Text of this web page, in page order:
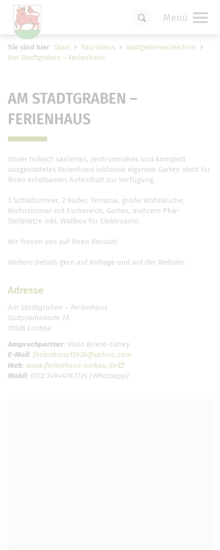
Menü
Sie sind hier Start Tourismus
Gastgeberverzeichnis
Am Stadtgraben – Ferienhaus
AM STADTGRABEN –
FERIENHAUS
Unser hübsch saniertes, zentrumnahes und komplett
ausgestattetes Ferienhaus inklusive eigenem Garten steht für
Ihren erholsamen Aufenthalt zur Verfügung.
3 Schlafzimmer, 2 Bäder, Terrasse, große Wohnküche,
Wohnzimmer mit Essbereich, Garten, mehrere Pkw-
Stellplätze inkl. Wallbox für Elektroauto
Wir freuen uns auf Ihren Besuch!
Weitere Details gern auf Anfrage und auf der Website.
Adresse
Am Stadtgraben – Ferienhaus
Südpromenade 7A
15926 Luckau
Ansprechpartner: Viola Briere-Edney
E-Mail: ferienhaus15926@yahoo.com
Web: www.ferienhaus-luckau.de
Mobil: 0172 3494478 (Tel./Whatsapp)
vornehmen zu können wird die Berechtigung
fürfunktionale Cookies